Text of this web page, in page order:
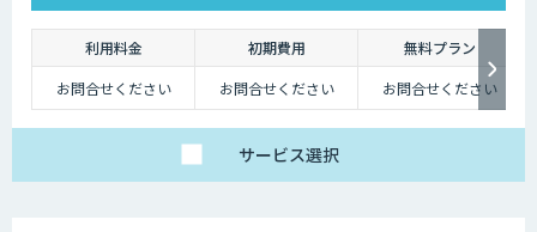
利用料金 初期費用
無料プラン
お問合せください
お問合せください お問合せください
サービス選択